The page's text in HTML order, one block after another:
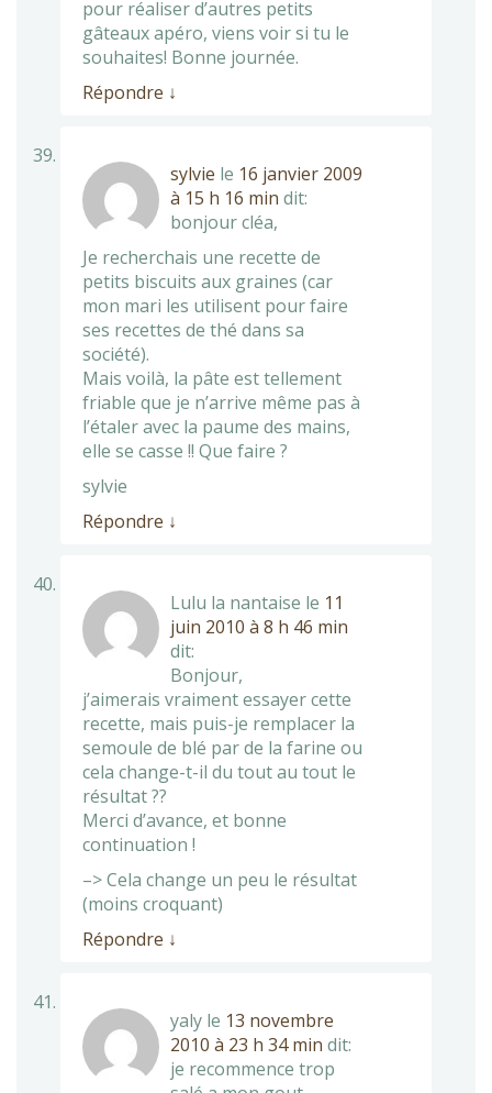
pour réaliser d’autres petits
gâteaux apéro, viens voir si tu le
souhaites! Bonne journée.
Répondre ↓
sylvie le 16 janvier 2009
à 15 h 16 min dit:
bonjour cléa,
Je recherchais une recette de
petits biscuits aux graines (car
mon mari les utilisent pour faire
ses recettes de thé dans sa
société).
Mais voilà, la pâte est tellement
friable que je n’arrive même pas à
l’étaler avec la paume des mains,
elle se casse !! Que faire ?
sylvie
Répondre ↓
Lulu la nantaise le 11
juin 2010 à 8 h 46 min
dit:
Bonjour,
j’aimerais vraiment essayer cette
recette, mais puis-je remplacer la
semoule de blé par de la farine ou
cela change-t-il du tout au tout le
résultat ??
Merci d’avance, et bonne
continuation !
–> Cela change un peu le résultat
(moins croquant)
Répondre ↓
yaly le 13 novembre
2010 à 23 h 34 min dit:
je recommence trop